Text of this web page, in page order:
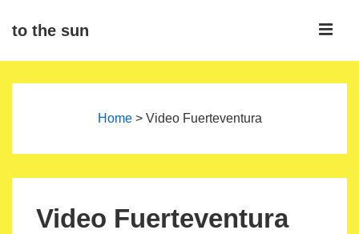
Zumto the sun
Home> Video Fuerteventura
Video Fuerteventura